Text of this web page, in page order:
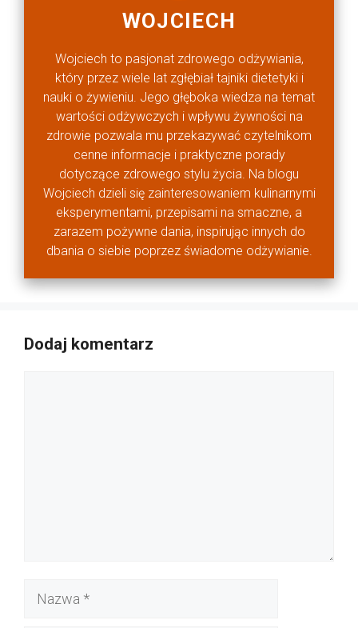
WOJCIECH
Wojciech to pasjonat zdrowego odżywiania,
który przez wiele lat zgłębiał tajniki dietetyki i
nauki o żywieniu. Jego głęboka wiedza na temat
wartości odżywczych i wpływu żywności na
zdrowie pozwala mu przekazywać czytelnikom
cenne informacje i praktyczne porady
dotyczące zdrowego stylu życia. Na blogu
Wojciech dzieli się zainteresowaniem kulinarnymi
eksperymentami, przepisami na smaczne, a
zarazem pożywne dania, inspirując innych do
dbania o siebie poprzez świadome odżywianie.
Dodaj komentarz
Nazwa